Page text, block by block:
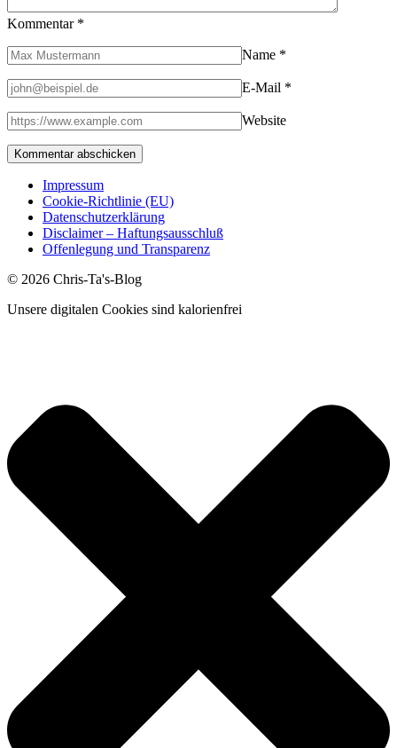
Kommentar *
Name *
E-Mail *
Website
Impressum
Cookie-Richtlinie (EU)
Datenschutzerklärung
Disclaimer – Haftungsausschluß
Offenlegung und Transparenz
© 2026 Chris-Ta's-Blog
Unsere digitalen Cookies sind kalorienfrei